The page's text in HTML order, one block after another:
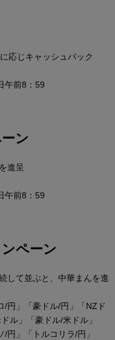
応じキャッシュバック
午前8：59
ン
進呈
午前8：59
ペーン
して並ぶと、中華まんを進
/円」「豪ドル/円」「NZド
ル」「豪ドル/米ドル」
/円」「トルコリラ/円」